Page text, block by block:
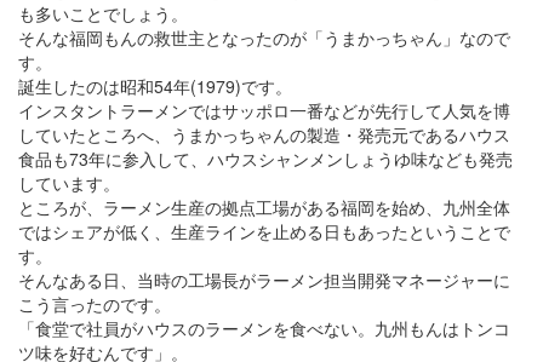
も多いことでしょう。
そんな福岡もんの救世主となったのが「うまかっちゃん」なので
す。
誕生したのは昭和54年(1979)です。
インスタントラーメンではサッポロ一番などが先行して人気を博
していたところへ、うまかっちゃんの製造・発売元であるハウス
食品も73年に参入して、ハウスシャンメンしょうゆ味なども発売
しています。
ところが、ラーメン生産の拠点工場がある福岡を始め、九州全体
ではシェアが低く、生産ラインを止める日もあったということで
す。
そんなある日、当時の工場長がラーメン担当開発マネージャーに
こう言ったのです。
「食堂で社員がハウスのラーメンを食べない。九州もんはトンコ
ツ味を好むんです」。